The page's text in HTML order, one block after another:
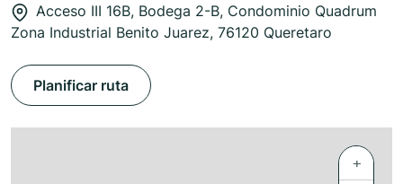
Acceso III 16B, Bodega 2-B, Condominio Quadrum
Zona Industrial Benito Juarez, 76120 Queretaro
Planificar ruta
+